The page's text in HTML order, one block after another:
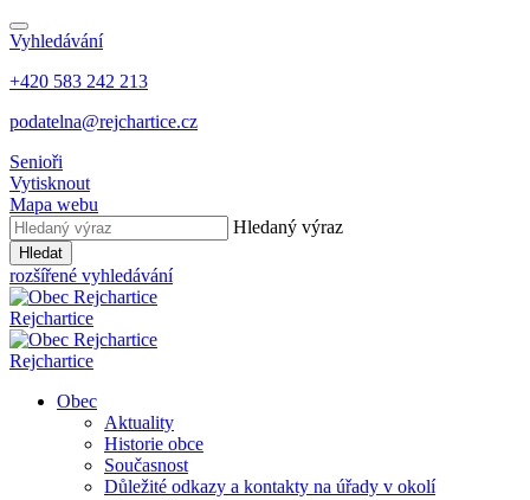
Vyhledávání
+420 583 242 213
podatelna@rejchartice.cz
Senioři
Vytisknout
Mapa webu
Hledaný výraz
Hledat
rozšířené vyhledávání
Rejchartice
Rejchartice
Obec
Aktuality
Historie obce
Současnost
Důležité odkazy a kontakty na úřady v okolí